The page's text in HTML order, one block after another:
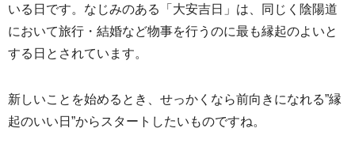
いる日です。なじみのある「大安吉日」は、同じく陰陽道
において旅行・結婚など物事を行うのに最も縁起のよいと
する日とされています。
新しいことを始めるとき、せっかくなら前向きになれる”縁
起のいい日”からスタートしたいものですね。